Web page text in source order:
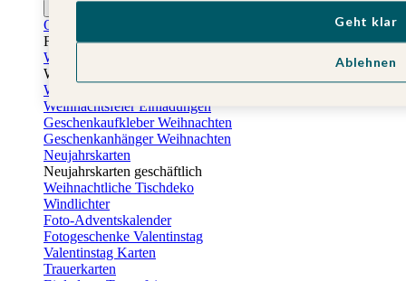
Ostern
Osterkarten
Fotogeschenke zu Ostern
Weihnachtskarten
Weihnachtskarten selbst gestalten
Weihnachtskarten geschäftlich
Weihnachtsfeier Einladungen
Geschenkaufkleber Weihnachten
Geschenkanhänger Weihnachten
Neujahrskarten
Neujahrskarten geschäftlich
Weihnachtliche Tischdeko
Windlichter
Foto-Adventskalender
Fotogeschenke Valentinstag
Valentinstag Karten
Trauerkarten
Ablehnen
Geht klar